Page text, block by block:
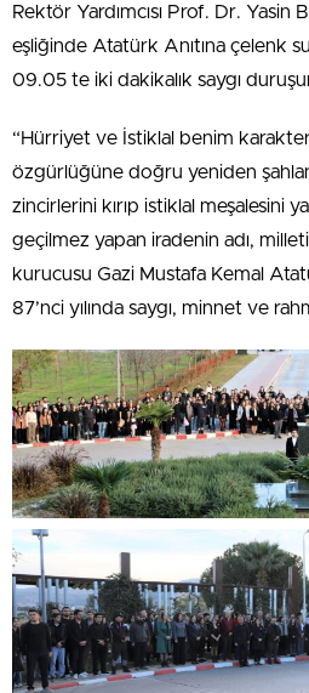
Rektör Yardımcısı Prof. Dr. Yasin
eşliğinde Atatürk Anıtına çelenk
09.05 te iki dakikalık saygı
“Hürriyet ve İstiklal benim
özgürlüğüne doğru yeniden
zincirlerini kırıp istiklal meşalesini
geçilmez yapan iradenin adı,
kurucusu Gazi Mustafa Kemal
87’nci yılında saygı, minnet ve